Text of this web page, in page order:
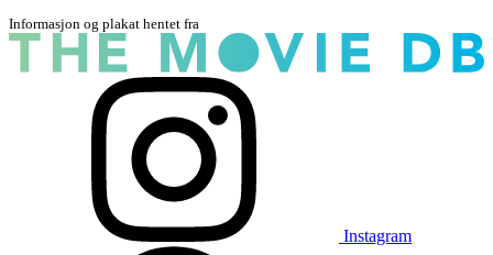
Informasjon og plakat hentet fra
Instagram